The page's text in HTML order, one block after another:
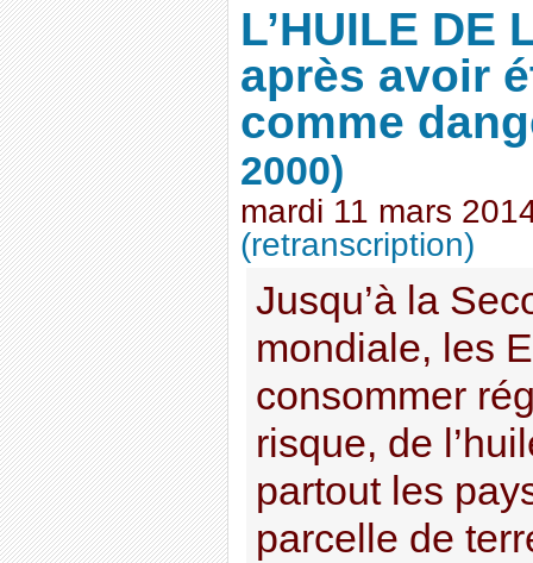
L’HUILE DE
après avoir
comme
2000)
mardi 11 mars
(retranscription)
Jusqu’à la
mondiale, les
consommer
risque, de
partout les
parcelle de